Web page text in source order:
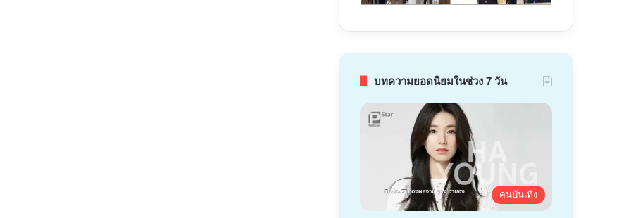
บทความยอดนิยมในช่วง 7 วัน
คนบันเทิง